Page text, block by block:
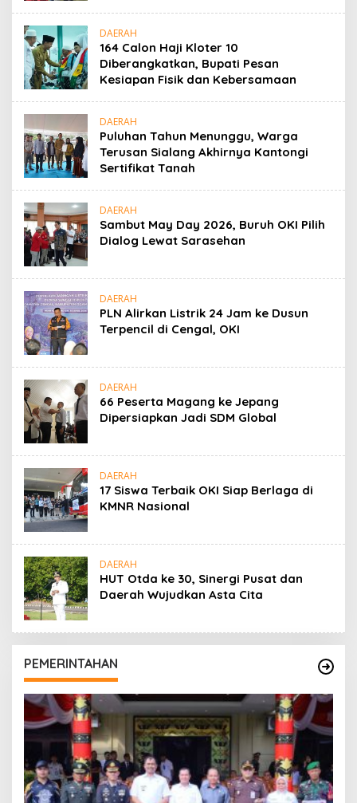
DAERAH
164 Calon Haji Kloter 10
Diberangkatkan, Bupati Pesan
Kesiapan Fisik dan Kebersamaan
DAERAH
Puluhan Tahun Menunggu, Warga
Terusan Sialang Akhirnya Kantongi
Sertifikat Tanah
DAERAH
Sambut May Day 2026, Buruh OKI Pilih
Dialog Lewat Sarasehan
DAERAH
PLN Alirkan Listrik 24 Jam ke Dusun
Terpencil di Cengal, OKI
DAERAH
66 Peserta Magang ke Jepang
Dipersiapkan Jadi SDM Global
DAERAH
17 Siswa Terbaik OKI Siap Berlaga di
KMNR Nasional
DAERAH
HUT Otda ke 30, Sinergi Pusat dan
Daerah Wujudkan Asta Cita
PEMERINTAHAN